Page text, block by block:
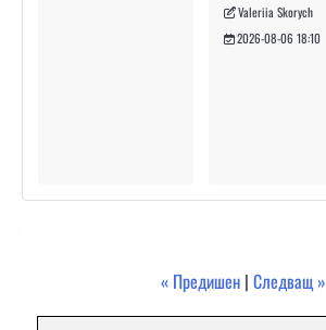
Valeriia Skorych
2026-08-06 18:10
« Предишен | Следващ »